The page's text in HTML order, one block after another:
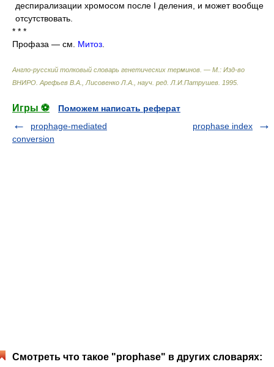
деспирализации хромосом после I деления, и может вообще
отсутствовать.
* * *
Профаза — см. Митоз
Англо-русский толковый словарь генетических терминов. — М.: Изд-во
ВНИРО Арефьев В.А., Лисовенко Л.А., науч. ред. Л.И.Патрушев 1995
Игры ⚽
Поможем написать реферат
prophage-mediated
conversion
prophase index
Смотреть что такое "prophase" в других словарях: